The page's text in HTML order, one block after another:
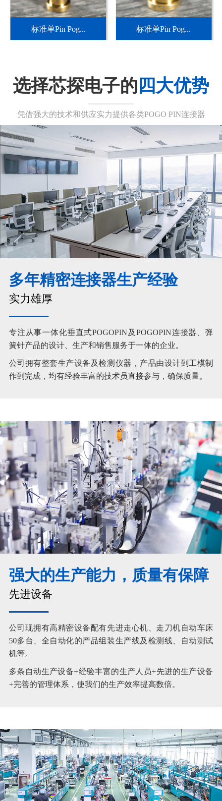
标准单Pin Pog... 标准单Pin Pog...
选择芯探电子的 四大优势
凭借强大的技术和供应实力提供各类POGO PIN连接器
多年精密连接器生产经验
实力雄厚
专注从事一体化垂直式POGOPIN及POGOPIN连接器、弹
簧针产品的设计、生产和销售服务于一体的企业。
公司拥有整套生产设备及检测仪器，产品由设计到工模制
作到完成，均有经验丰富的技术员直接参与，确保质量。
强大的生产能力，质量有保障
先进设备
公司现拥有高精密设备配有先进走心机、走刀机自动车床
50多台、全自动化的产品组装生产线及检测线、自动测试
机等。
多条自动生产设备+经验丰富的生产人员+先进的生产设备
+完善的管理体系，使我们的生产效率提高数倍。